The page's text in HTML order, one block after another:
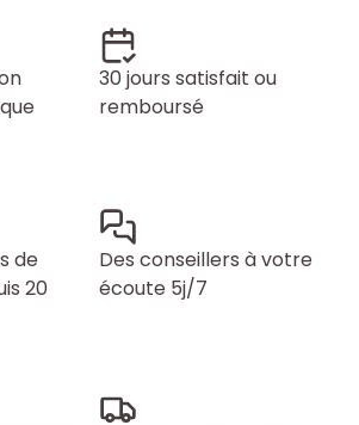
30 jours satisfait ou
remboursé
de
20
Des conseillers à votre
écoute 5j/7